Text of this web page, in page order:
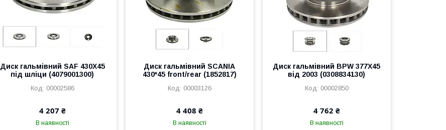
Диск гальмівний SAF 430X45
під шліци (4079001300)
00002586
4 207 ₴
В наявності
Диск гальмівний SCANIA
430*45 front/rear (1852817)
00003126
4 408 ₴
В наявності
Диск гальмівний BPW 377X45
від 2003 (0308834130)
00002850
4 762 ₴
В наявності